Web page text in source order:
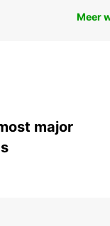
Meer
major